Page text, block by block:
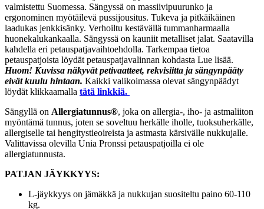
valmistettu Suomessa. Sängyssä on massiivipuurunko ja
ergonominen myötäilevä pussijousitus. Tukeva ja pitkäikäinen
laadukas jenkkisänky. Verhoiltu kestävällä tummanharmaalla
huonekalukankaalla. Sängyssä on kauniit metalliset jalat. Saatavilla
kahdella eri petauspatjavaihtoehdolla. Tarkempaa tietoa
petauspatjoista löydät petauspatjavalinnan kohdasta Lue lisää.
Huom! Kuvissa näkyvät petivaatteet, rekvisiitta ja sängynpääty
eivät kuulu hintaan. Kaikki valikoimassa olevat sängynpäädyt
löydät klikkaamalla tätä linkkiä.
Sängyllä on Allergiatunnus®, joka on allergia-, iho- ja astmaliiton
myöntämä tunnus, joten se soveltuu herkälle iholle, tuoksuherkälle,
allergiselle tai hengitystieoireista ja astmasta kärsivälle nukkujalle.
Valittavissa olevilla Unia Pronssi petauspatjoilla ei ole
allergiatunnusta.
PATJAN JÄYKKYYS:
L-jäykkyys on jämäkkä ja nukkujan suositeltu paino 60-110
kg.